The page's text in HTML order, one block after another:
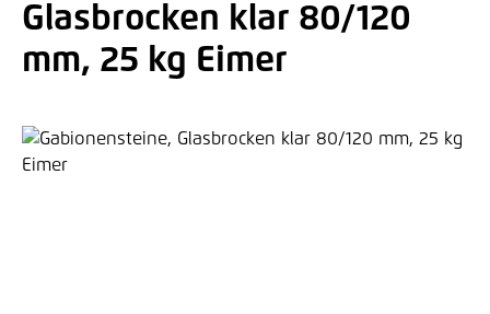
Glasbrocken klar 80/120
mm, 25 kg Eimer
Bildergalerie überspringen